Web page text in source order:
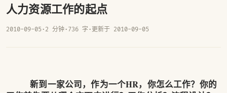
人力资源工作的起点
2010-09-05· 2 分钟· 736 字 · 更新于 2010-09-05
新到一家公司，作为一个HR，你怎么工作？你的